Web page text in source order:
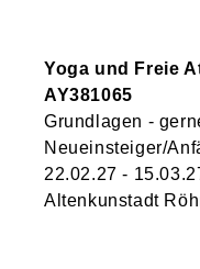
Yoga und Freie
AY381065
Grundlagen -
Neueinsteiger/
22.02.27 -
Altenkunstadt